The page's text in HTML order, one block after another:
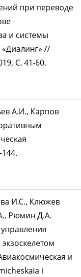
при переводе
и системы
«Диалинг» //
С. 41-60.
А.И., Карпов
И.С., Клюжев
Рюмин Д.А.
и
i